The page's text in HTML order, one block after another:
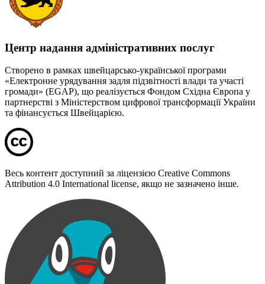
Центр надання адміністративних послуг
Створено в рамках швейцарсько-української програми
«Електронне урядування задля підзвітності влади та участі
громади» (EGAP), що реалізується Фондом Східна Європа у
партнерстві з Міністерством цифрової трансформації України
та фінансується Швейцарією.
Весь контент доступний за ліцензією Creative Commons
Attribution 4.0 International license, якщо не зазначено інше.